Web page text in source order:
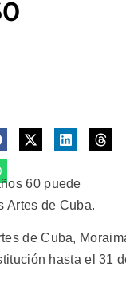
60 puede
Artes de Cuba.
de Cuba,
hasta el 31